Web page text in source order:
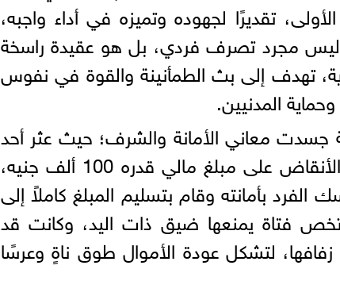
تقديرًا لجهوده وتميزه في أداء واجبه،
مجرد تصرف فردي، بل هو عقيدة راسخة
تهدف إلى بث الطمأنينة والقوة في نفوس
المدنيين.
جسدت معاني الأمانة والشرف؛ حيث عثر أحد
أفراد الشرطة المشاركين في عمليات رفع الأنقاض على مبلغ مالي قدره 100 ألف جنيه،
بأمانته وقام بتسليم المبلغ كاملاً إلى
تخص فتاة يمنعها ضيق ذات اليد، وكانت قد
لتشكل عودة الأموال طوق ناةٍ وعرسًا